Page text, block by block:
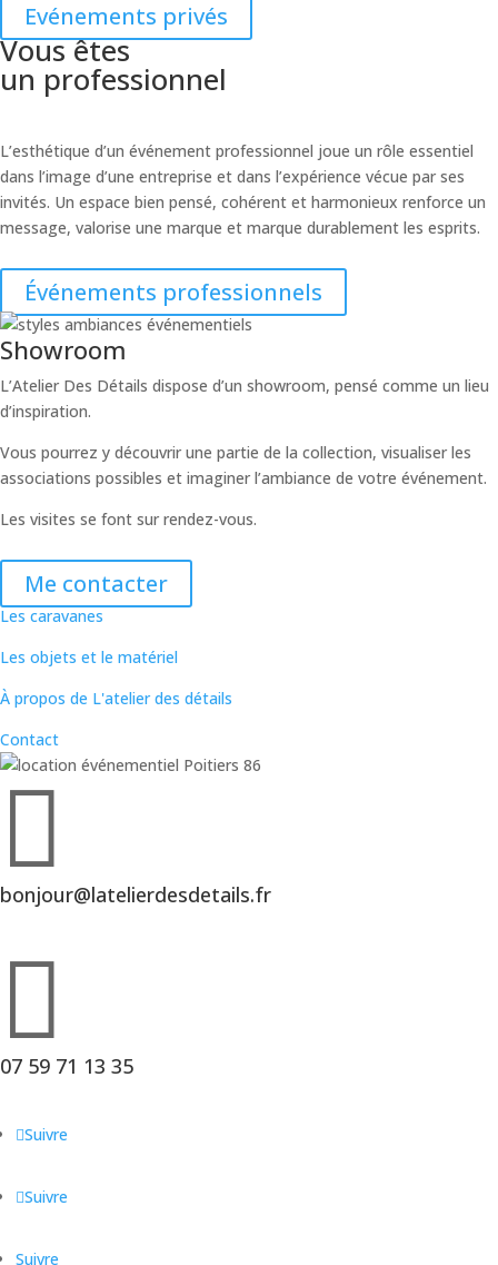
Evénements privés
Vous êtes
un professionnel
L’esthétique d’un événement professionnel joue un rôle essentiel
dans l’image d’une entreprise et dans l’expérience vécue par ses
invités. Un espace bien pensé, cohérent et harmonieux renforce un
message, valorise une marque et marque durablement les esprits.
Événements professionnels
Showroom
L’Atelier Des Détails dispose d’un showroom, pensé comme un lieu
d’inspiration.
Vous pourrez y découvrir une partie de la collection, visualiser les
associations possibles et imaginer l’ambiance de votre événement.
Les visites se font sur rendez-vous.
Me contacter
Les caravanes
Les objets et le matériel
À propos de L'atelier des détails
Contact

bonjour@latelierdesdetails.fr

07 59 71 13 35
Suivre
Suivre
Suivre